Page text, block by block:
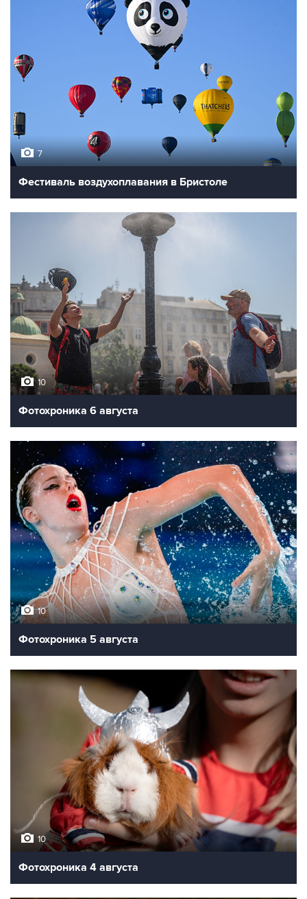
7
Фестиваль воздухоплавания в Бристоле
10
Фотохроника 6 августа
10
Фотохроника 5 августа
10
Фотохроника 4 августа